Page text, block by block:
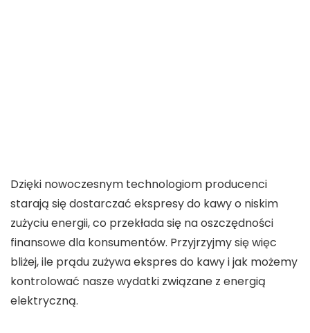
Dzięki nowoczesnym technologiom producenci
starają się dostarczać ekspresy do kawy o niskim
zużyciu energii, co przekłada się na oszczędności
finansowe dla konsumentów. Przyjrzyjmy się więc
bliżej,ile prądu zużywa ekspres do kawyi jak możemy
kontrolować nasze wydatki związane z energią
elektryczną.